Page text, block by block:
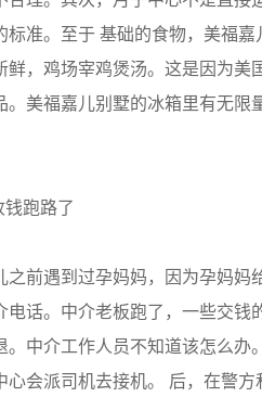
标准。至于 基础的食物，美福
鲜，鸡场宰鸡煲汤。这是因为美
。美福嘉儿别墅的冰箱里有无限
跑路了
前遇到过孕妈妈，因为孕妈妈
电话。中介老板跑了，一些交钱
。中介工作人员不知道该怎么办
心会派司机去接机。 后，在警